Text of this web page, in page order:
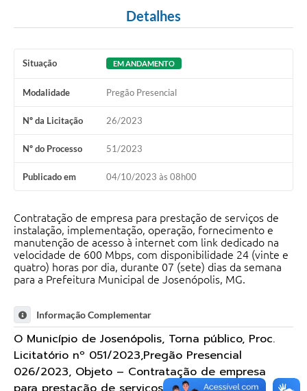
Detalhes
Situação EM ANDAMENTO
Modalidade Pregão Presencial
Nº da Licitação 26/2023
Nº do Processo 51/2023
Publicado em 04/10/2023 às 08h00
Contratação de empresa para prestação de serviços de
instalação, implementação, operação, fornecimento e
manutenção de acesso à internet com link dedicado na
velocidade de 600 Mbps, com disponibilidade 24 (vinte e
quatro) horas por dia, durante 07 (sete) dias da semana
para a Prefeitura Municipal de Josenópolis, MG.
Informação Complementar
O Município de Josenópolis, Torna público, Proc.
Licitatório nº 051/2023,Pregão Presencial
026/2023, Objeto – Contratação de empresa